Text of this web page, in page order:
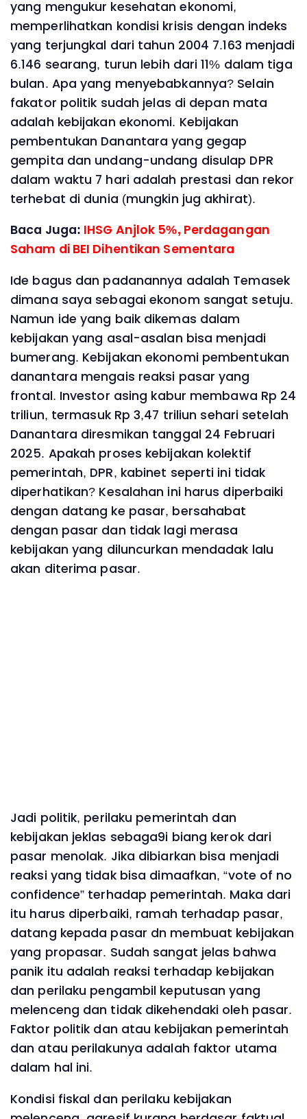
yang mengukur kesehatan ekonomi,
memperlihatkan kondisi krisis dengan indeks
yang terjungkal dari tahun 2004 7.163 menjadi
6.146 searang, turun lebih dari 11% dalam tiga
bulan. Apa yang menyebabkannya? Selain
fakator politik sudah jelas di depan mata
adalah kebijakan ekonomi. Kebijakan
pembentukan Danantara yang gegap
gempita dan undang-undang disulap DPR
dalam waktu 7 hari adalah prestasi dan rekor
terhebat di dunia (mungkin jug akhirat).
Baca Juga: IHSG Anjlok 5%, Perdagangan
Saham di BEI Dihentikan Sementara
Ide bagus dan padanannya adalah Temasek
dimana saya sebagai ekonom sangat setuju.
Namun ide yang baik dikemas dalam
kebijakan yang asal-asalan bisa menjadi
bumerang. Kebijakan ekonomi pembentukan
danantara mengais reaksi pasar yang
frontal. Investor asing kabur membawa Rp 24
triliun, termasuk Rp 3,47 triliun sehari setelah
Danantara diresmikan tanggal 24 Februari
2025. Apakah proses kebijakan kolektif
pemerintah, DPR, kabinet seperti ini tidak
diperhatikan? Kesalahan ini harus diperbaiki
dengan datang ke pasar, bersahabat
dengan pasar dan tidak lagi merasa
kebijakan yang diluncurkan mendadak lalu
akan diterima pasar.
Jadi politik, perilaku pemerintah dan
kebijakan jeklas sebaga9i biang kerok dari
pasar menolak. Jika dibiarkan bisa menjadi
reaksi yang tidak bisa dimaafkan, “vote of no
confidence” terhadap pemerintah. Maka dari
itu harus diperbaiki, ramah terhadap pasar,
datang kepada pasar dn membuat kebijakan
yang propasar. Sudah sangat jelas bahwa
panik itu adalah reaksi terhadap kebijakan
dan perilaku pengambil keputusan yang
melenceng dan tidak dikehendaki oleh pasar.
Faktor politik dan atau kebijakan pemerintah
dan atau perilakunya adalah faktor utama
dalam hal ini.
Kondisi fiskal dan perilaku kebijakan